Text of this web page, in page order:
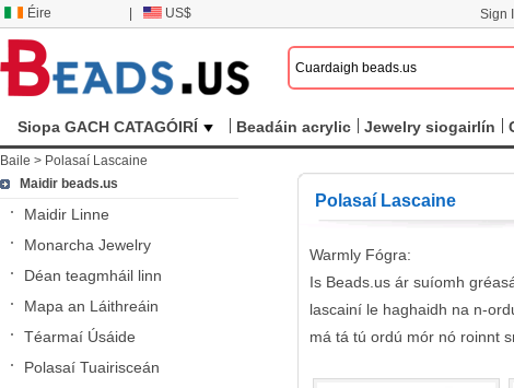
Éire US$ Sign
Siopa GACH CATAGÓIRÍ Beadáin acrylic Jewelry siogairlín
Baile > Polasaí Lascaine
Maidir beads.us
Maidir Linne
Monarcha Jewelry
Déan teagmháil linn
Mapa an Láithreáin
Téarmaí Úsáide
Polasaí Tuairisceán
Polasaí Lascaine
Warmly Fógra:
Is Beads.us ár suíomh
lascainí le haghaidh na n-
má tá tú ordú mór nó roinnt